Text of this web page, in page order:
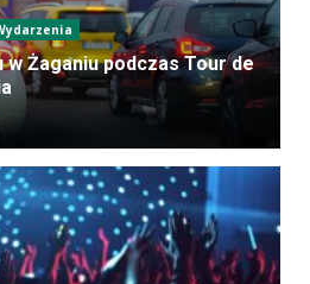
w Żaganiu podczas Tour de